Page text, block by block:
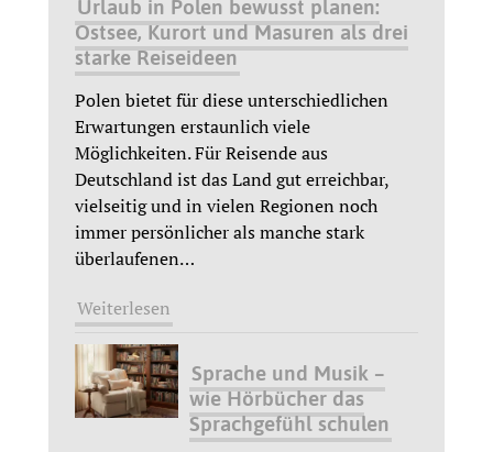
Urlaub in Polen bewusst planen:
Ostsee, Kurort und Masuren als drei
starke Reiseideen
Polen bietet für diese unterschiedlichen
Erwartungen erstaunlich viele
Möglichkeiten. Für Reisende aus
Deutschland ist das Land gut erreichbar,
vielseitig und in vielen Regionen noch
immer persönlicher als manche stark
überlaufenen…
Weiterlesen
Sprache und Musik –
wie Hörbücher das
Sprachgefühl schulen